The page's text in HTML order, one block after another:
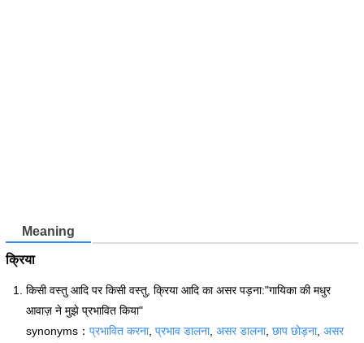
Meaning
क्रिया
किसी वस्तु आदि पर किसी वस्तु, क्रिया आदि का असर पड़ना:"गायिका की मधुर
आवाज़ ने मुझे प्रभावित किया"
synonyms： प्रभावित करना, प्रभाव डालना, असर डालना, छाप छोड़ना, असर